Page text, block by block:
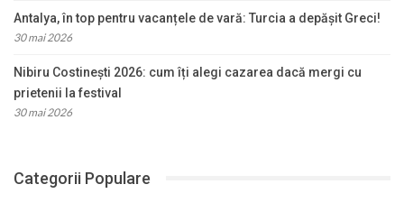
Antalya, în top pentru vacanțele de vară: Turcia a depășit Greci!
30 mai 2026
Nibiru Costinești 2026: cum îți alegi cazarea dacă mergi cu
prietenii la festival
30 mai 2026
Categorii Populare